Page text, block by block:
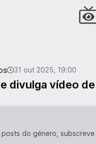
31 out 2025, 19:00
divulga vídeo
posts do género, subscreve